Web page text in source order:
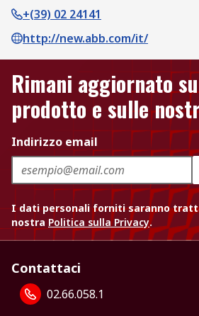
+(39) 02 24141
http://new.abb.com/it/
Rimani aggiornato
prodotto e sulle
Indirizzo email
I dati personali forniti saranno
nostra Politica sulla Privacy.
Contattaci
02.66.058.1